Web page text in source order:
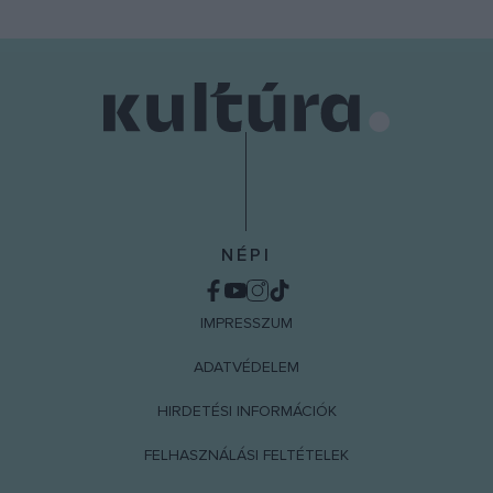
NÉPI
IMPRESSZUM
ADATVÉDELEM
HIRDETÉSI INFORMÁCIÓK
FELHASZNÁLÁSI FELTÉTELEK